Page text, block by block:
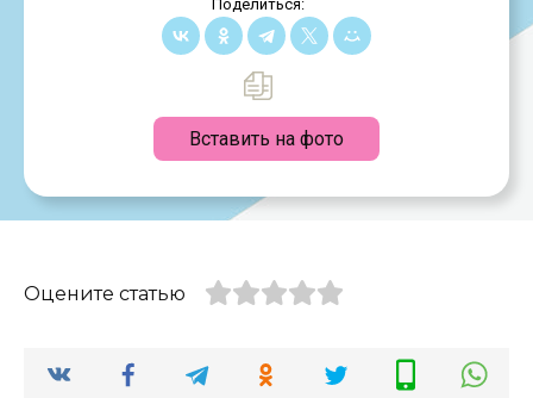
Поделиться:
Вставить на фото
Оцените статью